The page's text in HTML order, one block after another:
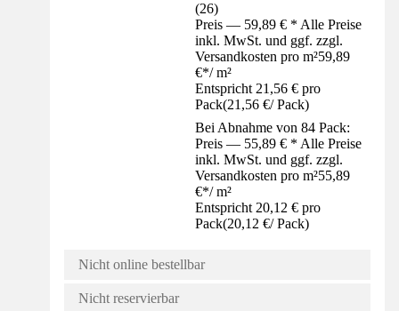
(26)
Preis — 59,89 € * Alle Preise
inkl. MwSt. und ggf. zzgl.
Versandkosten pro m²59,89
€*/ m²
Entspricht 21,56 € pro
Pack(21,56 €/ Pack)
Bei Abnahme von 84 Pack:
Preis — 55,89 € * Alle Preise
inkl. MwSt. und ggf. zzgl.
Versandkosten pro m²55,89
€*/ m²
Entspricht 20,12 € pro
Pack(20,12 €/ Pack)
Nicht online bestellbar
Nicht reservierbar